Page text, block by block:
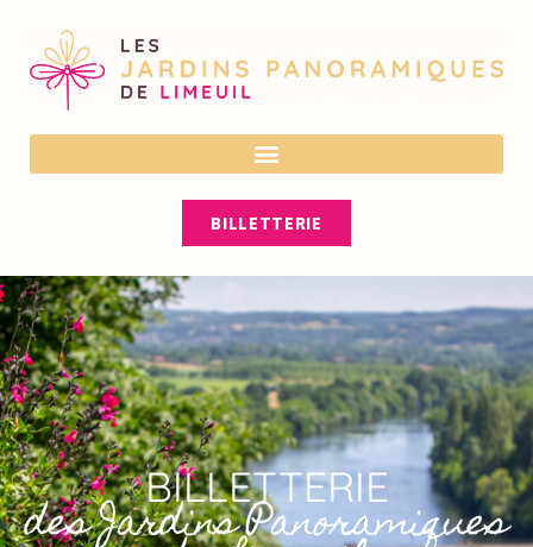
BILLETTERIE
BILLETTERIE
des Jardins Panoramiques
En cas de forte chaleur, vérifiez nos
horaires sur notre site ou nos réseaux
sociaux avant votre visite. Ils peuvent
être adaptés pour votre confort.
OK